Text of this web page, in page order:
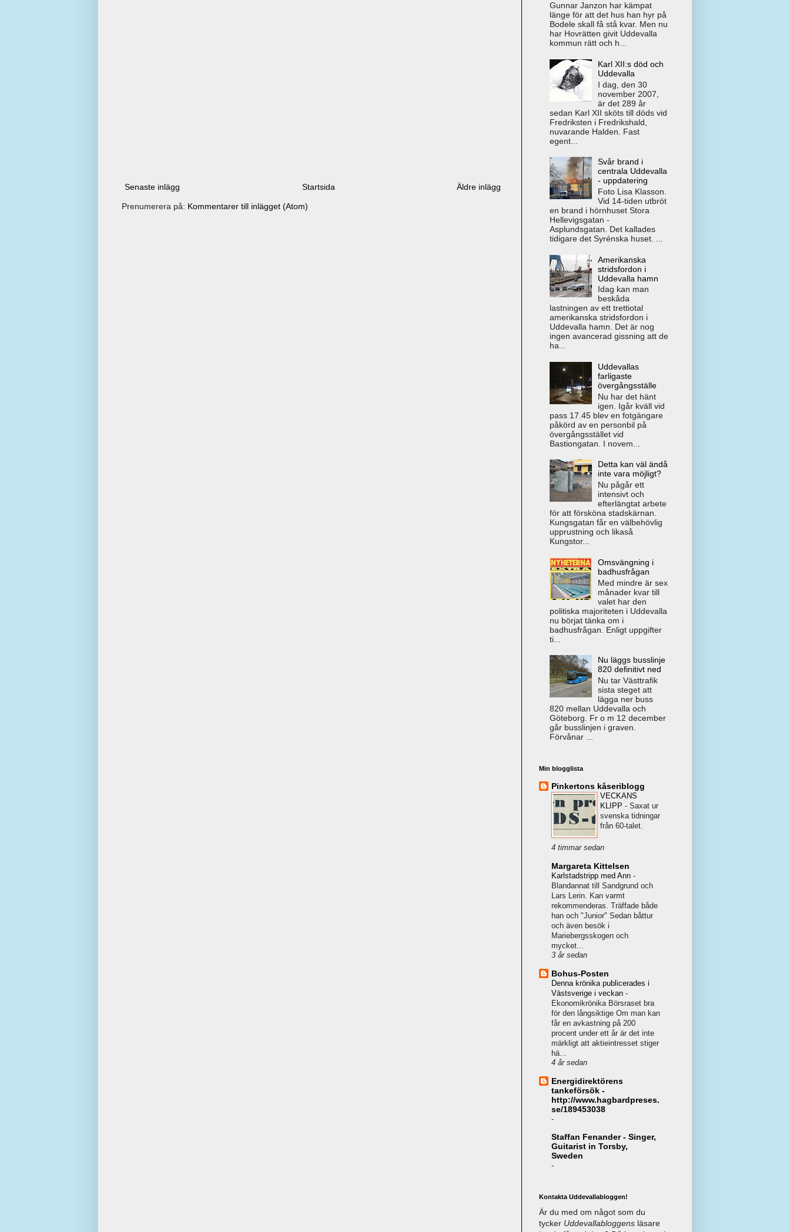
Senaste inlägg Äldre inlägg
Startsida
Prenumerera på: Kommentarer till inlägget (Atom)
Gunnar Janzon har kämpat
länge för att det hus han hyr på
Bodele skall få stå kvar. Men nu
har Hovrätten givit Uddevalla
kommun rätt och h...
Karl XII:s död och
Uddevalla
I dag, den 30
november 2007,
är det 289 år
sedan Karl XII sköts till döds vid
Fredriksten i Fredrikshald,
nuvarande Halden. Fast
egent...
Svår brand i
centrala Uddevalla
- uppdatering
Foto Lisa Klasson.
Vid 14-tiden utbröt
en brand i hörnhuset Stora
Hellevigsgatan -
Asplundsgatan. Det kallades
tidigare det Syrénska huset. ...
Amerikanska
stridsfordon i
Uddevalla hamn
Idag kan man
beskåda
lastningen av ett trettiotal
amerikanska stridsfordon i
Uddevalla hamn. Det är nog
ingen avancerad gissning att de
ha...
Uddevallas
farligaste
övergångsställe
Nu har det hänt
igen. Igår kväll vid
pass 17.45 blev en fotgängare
påkörd av en personbil på
övergångsstället vid
Bastiongatan. I novem...
Detta kan väl ändå
inte vara möjligt?
Nu pågår ett
intensivt och
efterlängtat arbete
för att försköna stadskärnan.
Kungsgatan får en välbehövlig
upprustning och likaså
Kungstor...
Omsvängning i
badhusfrågan
Med mindre är sex
månader kvar till
valet har den
politiska majoriteten i Uddevalla
nu börjat tänka om i
badhusfrågan. Enligt uppgifter
ti...
Nu läggs busslinje
820 definitivt ned
Nu tar Västtrafik
sista steget att
lägga ner buss
820 mellan Uddevalla och
Göteborg. Fr o m 12 december
går busslinjen i graven.
Förvånar ...
Min blogglista
Pinkertons kåseriblogg
VECKANS
KLIPP - Saxat ur
svenska tidningar
från 60-talet.
4 timmar sedan
Margareta Kittelsen
Karlstadstripp med Ann -
Blandannat till Sandgrund och
Lars Lerin. Kan varmt
rekommenderas. Träffade både
han och "Junior" Sedan båttur
och även besök i
Mariebergsskogen och
mycket...
3 år sedan
Bohus-Posten
Denna krönika publicerades i
Västsverige i veckan -
Ekonomikrönika Börsraset bra
för den långsiktige Om man kan
får en avkastning på 200
procent under ett år är det inte
märkligt att aktieintresset stiger
hä...
4 år sedan
Energidirektörens
tankeförsök -
http://www.hagbardpreses.
se/189453038
-
Staffan Fenander - Singer,
Guitarist in Torsby,
Sweden
-
Kontakta Uddevallabloggen!
Är du med om något som du
tycker Uddevallabloggens läsare